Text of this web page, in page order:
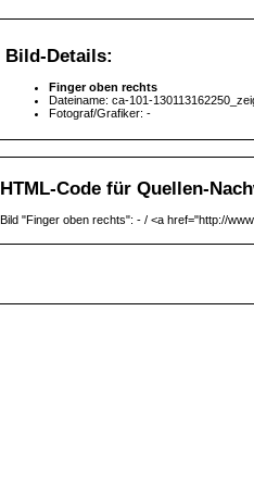
Bild-Details:
Finger oben rechts
Dateiname: ca-101-
Fotograf/Grafiker: -
HTML-Code für Quellen-
Bild "Finger oben rechts": - / <a href="http://